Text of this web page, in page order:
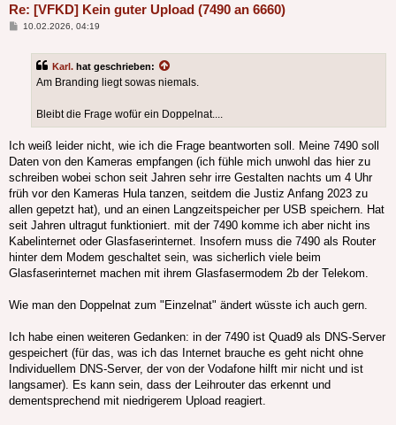
Re: [VFKD] Kein guter Upload (7490 an 6660)
Beitrag
10.02.2026, 04:19
Karl. hat geschrieben:
Am Branding liegt sowas niemals.
Bleibt die Frage wofür ein Doppelnat....
Ich weiß leider nicht, wie ich die Frage beantworten soll. Meine 7490 soll
Daten von den Kameras empfangen (ich fühle mich unwohl das hier zu
schreiben wobei schon seit Jahren sehr irre Gestalten nachts um 4 Uhr
früh vor den Kameras Hula tanzen, seitdem die Justiz Anfang 2023 zu
allen gepetzt hat), und an einen Langzeitspeicher per USB speichern. Hat
seit Jahren ultragut funktioniert. mit der 7490 komme ich aber nicht ins
Kabelinternet oder Glasfaserinternet. Insofern muss die 7490 als Router
hinter dem Modem geschaltet sein, was sicherlich viele beim
Glasfaserinternet machen mit ihrem Glasfasermodem 2b der Telekom.
Wie man den Doppelnat zum "Einzelnat" ändert wüsste ich auch gern.
Ich habe einen weiteren Gedanken: in der 7490 ist Quad9 als DNS-Server
gespeichert (für das, was ich das Internet brauche es geht nicht ohne
Individuellem DNS-Server, der von der Vodafone hilft mir nicht und ist
langsamer). Es kann sein, dass der Leihrouter das erkennt und
dementsprechend mit niedrigerem Upload reagiert.